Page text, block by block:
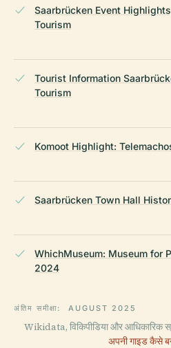
Saarbrücken Event
Tourism
Tourist Information
Tourism
Komoot Highlight:
Saarbrücken Town Hall
WhichMuseum: Museum for
2024
अंतिम समीक्षा: AUGUST 2025
Wikidata, विकिपीडिया और आधिकारिक
अपनी गाइड कैसे